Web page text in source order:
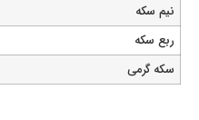
نیم سکه
ربع سکه
سکه گرمی